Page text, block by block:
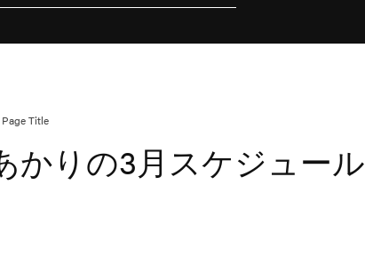
かりの3月スケジュール